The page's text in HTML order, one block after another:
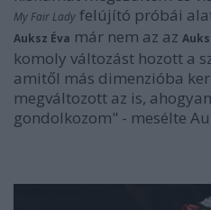
My Fair Lady felújító próbái
Auksz Éva már nem az az
komoly változást hozott a
amitől más dimenzióba
megváltozott az is,
gondolkozom" - mesélte